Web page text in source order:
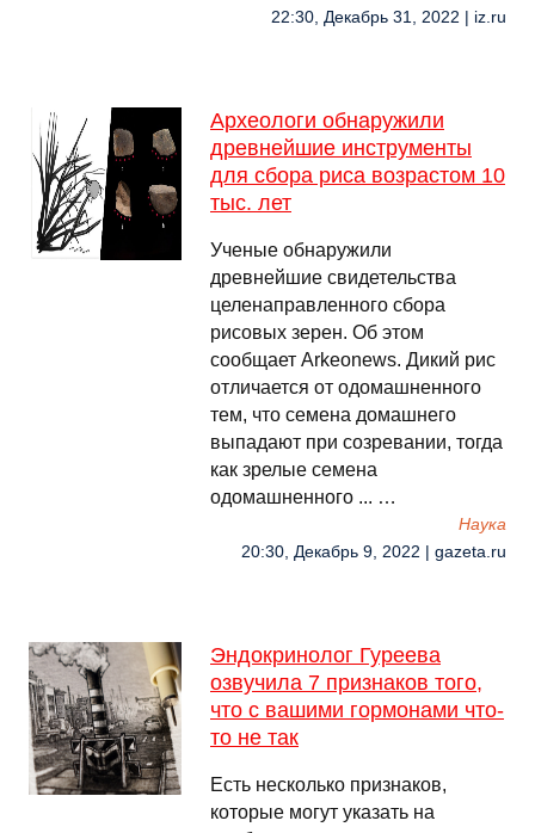
22:30, Декабрь 31, 2022 | iz.ru
Археологи обнаружили
древнейшие инструменты
для сбора риса возрастом 10
тыс. лет
Ученые обнаружили
древнейшие свидетельства
целенаправленного сбора
рисовых зерен. Об этом
сообщает Arkeonews. Дикий рис
отличается от одомашненного
тем, что семена домашнего
выпадают при созревании, тогда
как зрелые семена
одомашненного ... …
Наука
20:30, Декабрь 9, 2022 | gazeta.ru
Эндокринолог Гуреева
озвучила 7 признаков того,
что с вашими гормонами что-
то не так
Есть несколько признаков,
которые могут указать на